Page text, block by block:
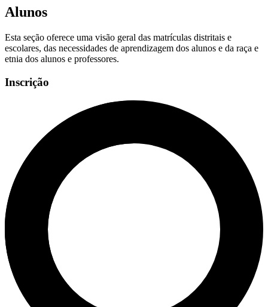
Alunos
Esta seção oferece uma visão geral das matrículas distritais e
escolares, das necessidades de aprendizagem dos alunos e da raça e
etnia dos alunos e professores.
Inscrição